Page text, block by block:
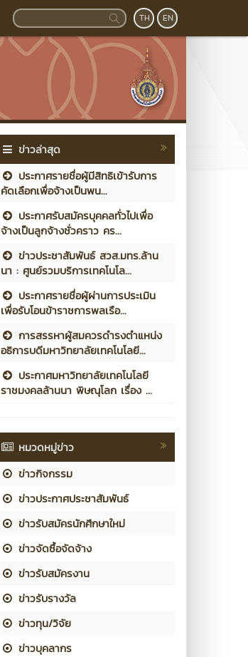
TH EN
ข่าวล่าสุด
ประกาศรายชื่อผู้มีสิทธิเข้ารับการ
คัดเลือกเพื่อจ้างเป็นพน...
ประกาศรับสมัครบุคคลทั่วไปเพื่อ
จ้างเป็นลูกจ้างชั่วคราว คร...
ข่าวประชาสัมพันธ์ สวส.มทร.ล้าน
นา : ศูนย์รวมบริการเทคโนโล...
ประกาศรายชื่อผู้ผ่านการประเมิน
เพื่อรับโอนข้าราชการพลเรือ...
การสรรหาผู้สมควรดำรงตำแหน่ง
อธิการบดีมหาวิทยาลัยเทคโนโลยี...
ประกาศมหาวิทยาลัยเทคโนโลยี
ราชมงคลล้านนา พิษณุโลก เรื่อง ...
หมวดหมู่ข่าว
ข่าวกิจกรรม
ข่าวประกาศประชาสัมพันธ์
ข่าวรับสมัครนักศึกษาใหม่
ข่าวจัดซื้อจัดจ้าง
ข่าวรับสมัครงาน
ข่าวรับรางวัล
ข่าวทุน/วิจัย
ข่าวบุคลากร